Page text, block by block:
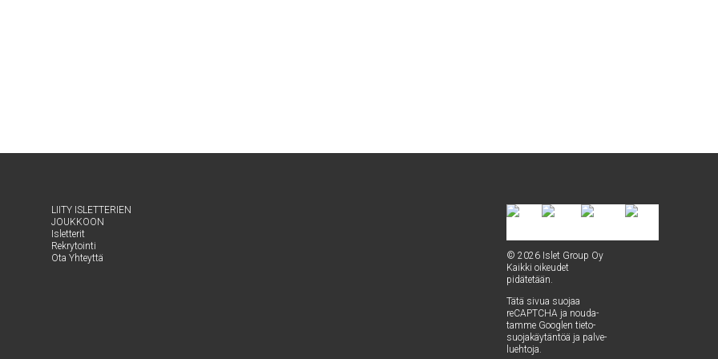
LII­TY ISLET­TE­RIEN
JOUKKOON
Islet­te­rit
Rek­ry­toin­ti
Ota Yhteyt­tä
© 2026 Islet Group Oy
Kaik­ki oikeu­det
pidätetään.
Tätä sivua suo­jaa
reCAPTC­HA ja nou­da­
tam­me Googlen tie­to­
suo­ja­käy­tän­töä ja pal­ve­
lueh­to­ja.